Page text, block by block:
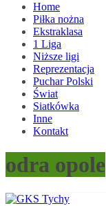
Home
Piłka nożna
Ekstraklasa
1 Liga
Niższe ligi
Reprezentacja
Puchar Polski
Świat
Siatkówka
Inne
Kontakt
odra opole